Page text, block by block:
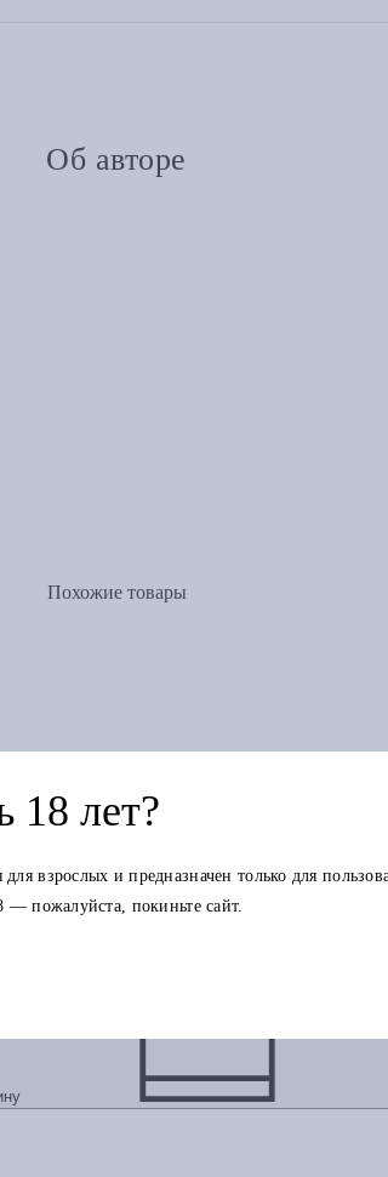
Об авторе
Похожие товары
18 лет?
взрослых и предназначен только для
— пожалуйста, покиньте сайт.